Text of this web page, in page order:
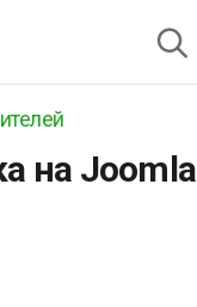
на Joomla